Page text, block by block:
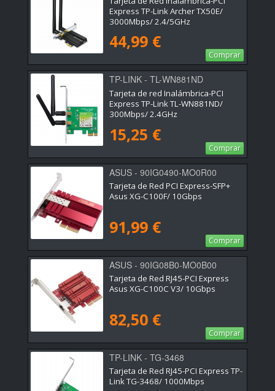
Express TP-Link Archer TX50E/
3000Mbps/ 2.4/5GHz
44,99 €
Comprar
TP-LINK - TL-WN881ND
Tarjeta de red Inalámbrica-PCI
Express TP-Link TL-WN881ND/
300Mbps/ 2.4GHz
15,25 €
Comprar
ASUS - 90IG0490-MO0R00
Tarjeta de Red PCI Express-SFP+
Asus XG-C100F/ 10Gbps
91,99 €
Comprar
ASUS - 90IG08B0-MO0B00
Tarjeta de Red RJ45-PCI Express
Asus XG-C100C V3/ 10Gbps
82,50 €
Comprar
TP-LINK - TG-3468
Tarjeta de Red RJ45-PCI Express TP-
Link TG-3468/ 1000Mbps